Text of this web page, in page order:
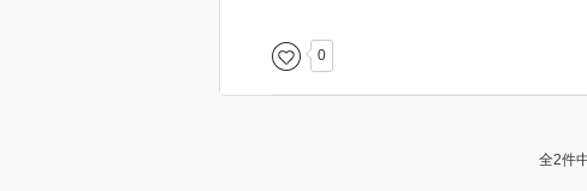
0
全2件